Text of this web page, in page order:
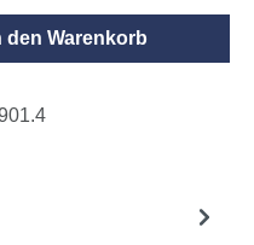
gewünschten
den Warenkorb